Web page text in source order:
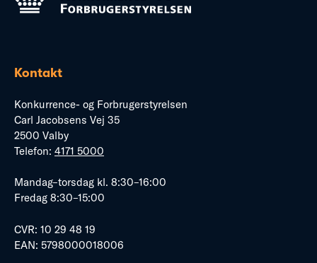
Kontakt
Konkurrence- og Forbrugerstyrelsen
Carl Jacobsens Vej 35
2500 Valby
Telefon: 4171 5000
Mandag–torsdag kl. 8:30–16:00
Fredag 8:30–15:00
CVR: 10 29 48 19
EAN: 5798000018006